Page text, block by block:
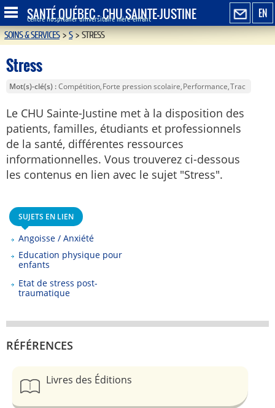
EN
SANTÉ QUÉBEC - CHU SAINTE-JUSTINE
Centre hospitalier universitaire mère-enfant
SOINS & SERVICES>S>STRESS
Stress
Mot(s)-clé(s) Compétition Forte pression scolaire Performance Trac
Le CHU Sainte-Justine met à la disposition des
patients, familles, étudiants et professionnels
de la santé, différentes ressources
informationnelles. Vous trouverez ci-dessous
les contenus en lien avec le sujet "Stress".
SUJETS EN LIEN
Angoisse / Anxiété
Education physique pour
enfants
Etat de stress post-
traumatique
RÉFÉRENCES
Livres des Éditions